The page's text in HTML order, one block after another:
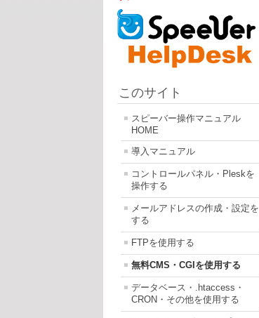
このサイト
スピーバー操作マニュアル
HOME
導入マニュアル
コントロールパネル・Pleskを
操作する
メールアドレスの作成・設定を
する
FTPを使用する
無料CMS・CGIを使用する
データベース・.htaccess・
CRON・その他を使用する